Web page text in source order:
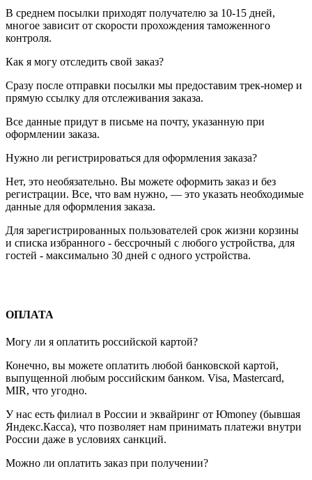
В среднем посылки приходят получателю за 10-15 дней,
многое зависит от скорости прохождения таможенного
контроля.
Как я могу отследить свой заказ?
Сразу после отправки посылки мы предоставим трек-номер и
прямую ссылку для отслеживания заказа.
Все данные придут в письме на почту, указанную при
оформлении заказа.
Нужно ли регистрироваться для оформления заказа?
Нет, это необязательно. Вы можете оформить заказ и без
регистрации. Все, что вам нужно, — это указать необходимые
данные для оформления заказа.
Для зарегистрированных пользователей срок жизни корзины
и списка избранного - бессрочный с любого устройства, для
гостей - максимально 30 дней с одного устройства.
ОПЛАТА
Могу ли я оплатить российской картой?
Конечно, вы можете оплатить любой банковской картой,
выпущенной любым российским банком. Visa, Mastercard,
MIR, что угодно.
У нас есть филиал в России и эквайринг от Юmoney (бывшая
Яндекс.Касса), что позволяет нам принимать платежи внутри
России даже в условиях санкций.
Можно ли оплатить заказ при получении?